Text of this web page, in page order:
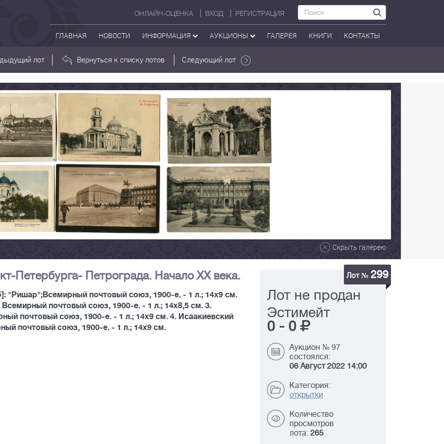
ОНЛАЙН-ОЦЕНКА ВХОД РЕГИСТРАЦИЯ
ГЛАВНАЯ НОВОСТИ ИНФОРМАЦИЯ АУКЦИОНЫ ГАЛЕРЕЯ КНИГИ КОНТАКТЫ
лот Вернуться к списку лотов Следующий лот
Скрыть галерею
Петербурга- Петрограда. Начало XX века.
"Ришар";Всемирный почтовый союз, 1900-е. - 1 л.; 14x9 см.
почтовый союз, 1900-е. - 1 л.; 14x8,5 см. 3.
почтовый союз, 1900-е. - 1 л.; 14x9 см. 4. Исаакиевский
почтовый союз, 1900-е. - 1 л.; 14x9 см.
Лот № 299
Лот не продан
Эстимейт
0 - 0
Аукцион № 97
состоялся:
06 Август 2022 14:00
Категория:
открытки
Количество
просмотров
лота: 265